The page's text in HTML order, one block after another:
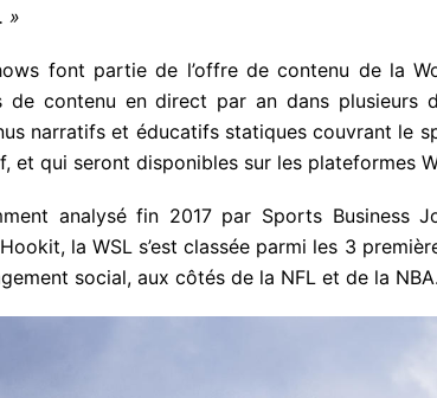
»
font partie de l’offre de contenu de la
de contenu en direct par an dans plusieurs
narratifs et éducatifs statiques couvrant le
et qui seront disponibles sur les plateformes
analysé fin 2017 par Sports Business
la WSL s’est classée parmi les 3
social, aux côtés de la NFL et de la NBA.